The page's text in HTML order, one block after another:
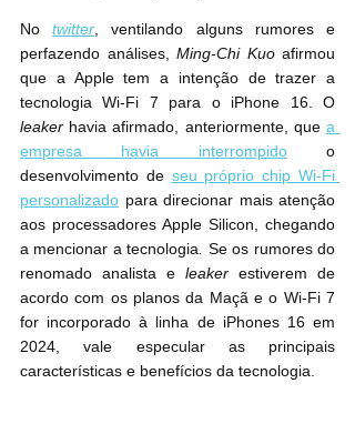
No twitter , ventilando alguns rumores e
perfazendo análises, Ming-Chi Kuo afirmou
que a Apple tem a intenção de trazer a
tecnologia Wi-Fi 7 para o iPhone 16.
leaker havia afirmado, anteriormente, que a
empresa havia interrompido o
desenvolvimento de seu próprio chip Wi-Fi
personalizado para direcionar mais atenção
aos processadores Apple Silicon, chegando
a mencionar a tecnologia
Se os rumores do
renomado analista e leaker estiverem de
acordo com os planos da Maçã e o Wi-Fi 7
for incorporado à linha de iPhones 16 em
2024, vale especular as principais
características e benefícios da tecnologia.